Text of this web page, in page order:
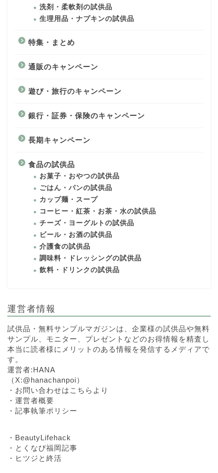
洗剤・柔軟剤の試供品
生理用品・ナプキンの試供品
特集・まとめ
通販のキャンペーン
遊び・旅行のキャンペーン
銀行・証券・保険のキャンペーン
長期キャンペーン
食品の試供品
お菓子・おやつの試供品
ごはん・パンの試供品
カップ麺・スープ
コーヒー・紅茶・お茶・水の試供品
チーズ・ヨーグルトの試供品
ビール・お酒の試供品
介護食の試供品
調味料・ドレッシングの試供品
飲料・ドリンクの試供品
運営者情報
試供品・無料サンプルマガジンは、企業様の試供品や無料
サンプル、モニター、プレゼントなどのお得情報を精査し
本当に読者様にメリットのある情報を発信するメディアで
す。
運営者:HANA
（ X:@hanachanpoi）
・ お問い合わせはこちらより
・ 運営者概要
・ 記事執筆ポリシー
・ BeautyLifehack
・ とくなび福岡記事
・ ヒツジと終活